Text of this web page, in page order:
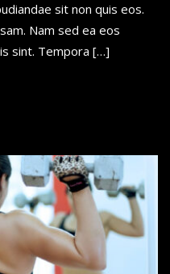
sit non quis eos.
Nam sed ea eos
sint. Tempora […]